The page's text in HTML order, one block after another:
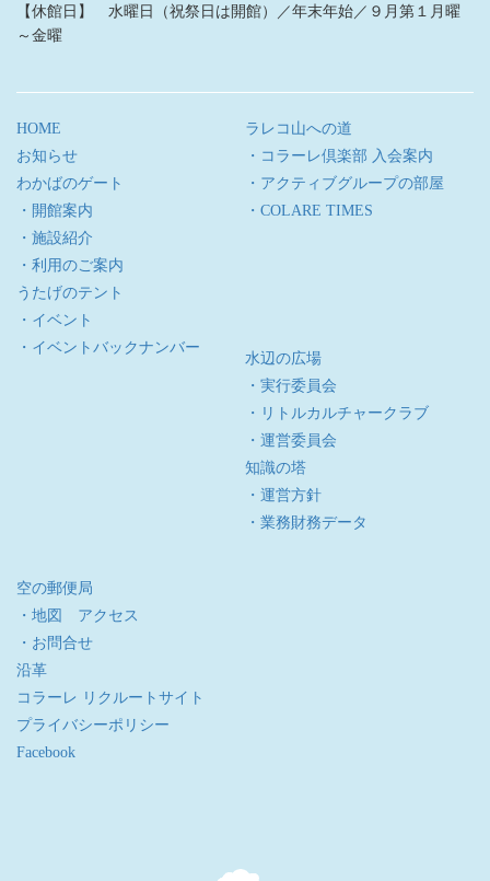
【休館日】 水曜日（祝祭日は開館）／年末年始／９月第１月曜
～金曜
HOME
お知らせ
わかばのゲート
・開館案内
・施設紹介
・利用のご案内
うたげのテント
・イベント
・イベントバックナンバー
ラレコ山への道
・コラーレ倶楽部 入会案内
・アクティブグループの部屋
・COLARE TIMES
水辺の広場
・実行委員会
・リトルカルチャークラブ
・運営委員会
知識の塔
・運営方針
・業務財務データ
空の郵便局
・地図 アクセス
・お問合せ
沿革
コラーレ リクルートサイト
プライバシーポリシー
Facebook